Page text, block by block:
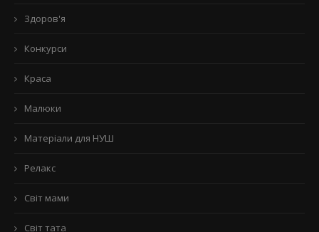
Здоров'я
Конкурси
Краса
Малюки
Матеріали для НУШ
Релакс
Світ мами
Світ тата